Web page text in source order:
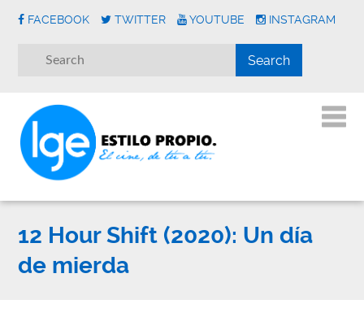
FACEBOOK TWITTER YOUTUBE INSTAGRAM
12 Hour Shift (2020): Un día
de mierda